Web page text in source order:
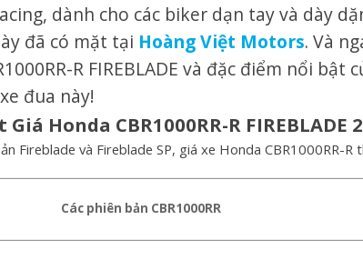
dành cho các biker dạn tay và dày
đã có mặt tại Hoàng Việt Motors. Và
R FIREBLADE và đặc điểm nổi
đua này!
Giá Honda CBR1000RR-R FIREBLADE
Fireblade và Fireblade SP, giá xe Honda CBR1000RR-
Các phiên bản CBR1000RR